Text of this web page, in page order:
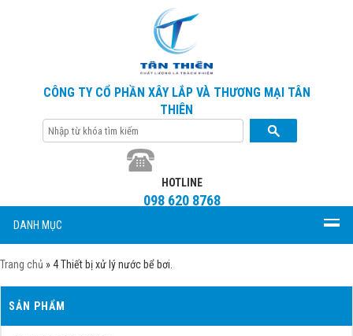
CÔNG TY CỔ PHẦN XÂY LẮP VÀ THƯƠNG MẠI TÂN
THIÊN
HOTLINE
098 620 8768
DANH MỤC
Trang chủ »4 Thiết bị xử lý nước bể bơi.
SẢN PHẨM